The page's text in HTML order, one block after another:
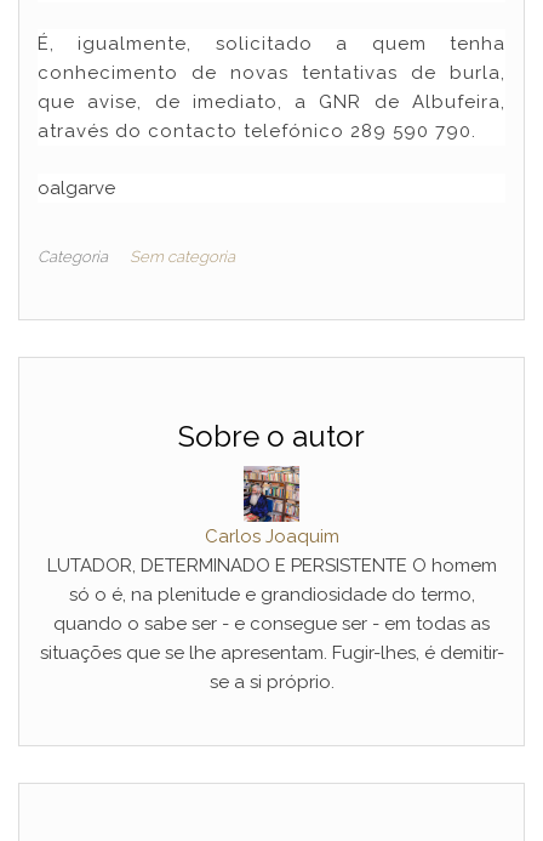
É, igualmente, solicitado a quem tenha
conhecimento de novas tentativas de burla,
que avise, de imediato, a GNR de Albufeira,
através do contacto telefónico 289 590 790.
oalgarve
Categoria Sem categoria
Sobre o autor
Carlos Joaquim
LUTADOR, DETERMINADO E PERSISTENTE O homem
só o é, na plenitude e grandiosidade do termo,
quando o sabe ser - e consegue ser - em todas as
situações que se lhe apresentam. Fugir-lhes, é demitir-
se a si próprio.